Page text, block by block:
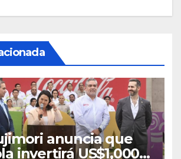
anuncia que
invertirá US$1,000